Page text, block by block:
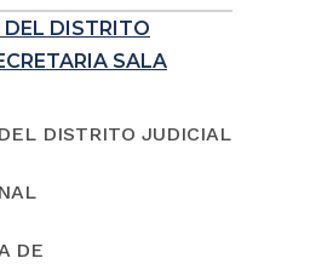
DEL DISTRITO
SALA
DISTRITO JUDICIAL
DE